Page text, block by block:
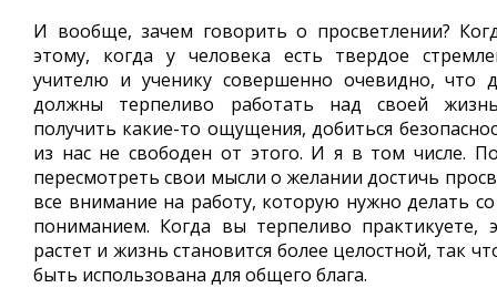
И вообще, зачем говорить о просветлении?
этому, когда у человека есть твердое
учителю и ученику совершенно очевидно, что
должны терпеливо работать над своей
получить какие-то ощущения, добиться
из нас не свободен от этого. И я в том числе.
пересмотреть свои мысли о желании достичь
все внимание на работу, которую нужно делать
пониманием. Когда вы терпеливо практикуете,
растет и жизнь становится более целостной, так
быть использована для общего блага.